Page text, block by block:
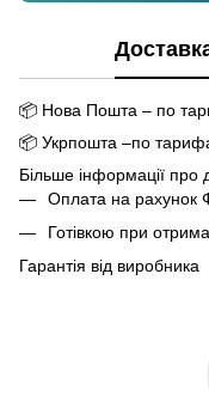
📦 Нова Пошта – по
📦 Укрпошта –по
Більше інформації про
Оплата на рахунок
Готівкою при
Гарантія від виробника